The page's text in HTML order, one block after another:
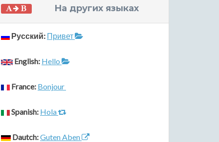
На других языках
Русский: Привет
English: Hello
France: Bonjour
Spanish: Hola
Dautch:Guten Aben